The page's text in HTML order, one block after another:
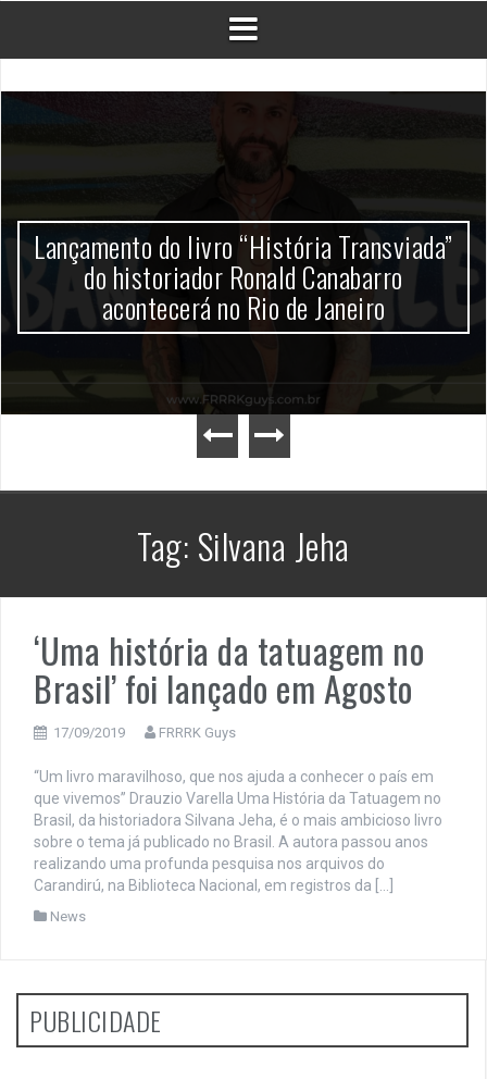
Lançamento do livro “História Transviada”
do historiador Ronald Canabarro
acontecerá no Rio de Janeiro
Tag: Silvana Jeha
‘Uma história da tatuagem no
Brasil’ foi lançado em Agosto
17/09/2019 FRRRK Guys
“Um livro maravilhoso, que nos ajuda a conhecer o país em
que vivemos” Drauzio Varella Uma História da Tatuagem no
Brasil, da historiadora Silvana Jeha, é o mais ambicioso livro
sobre o tema já publicado no Brasil. A autora passou anos
realizando uma profunda pesquisa nos arquivos do
Carandirú, na Biblioteca Nacional, em registros da […]
News
PUBLICIDADE